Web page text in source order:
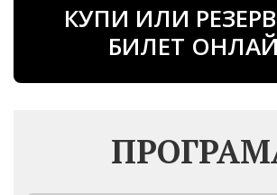
КУПИ ИЛИ
БИЛЕТ